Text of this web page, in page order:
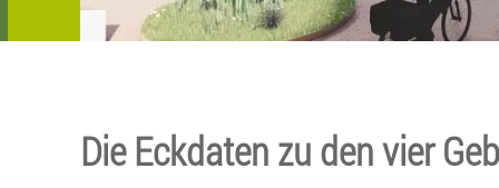
Die Eckdaten zu den vier